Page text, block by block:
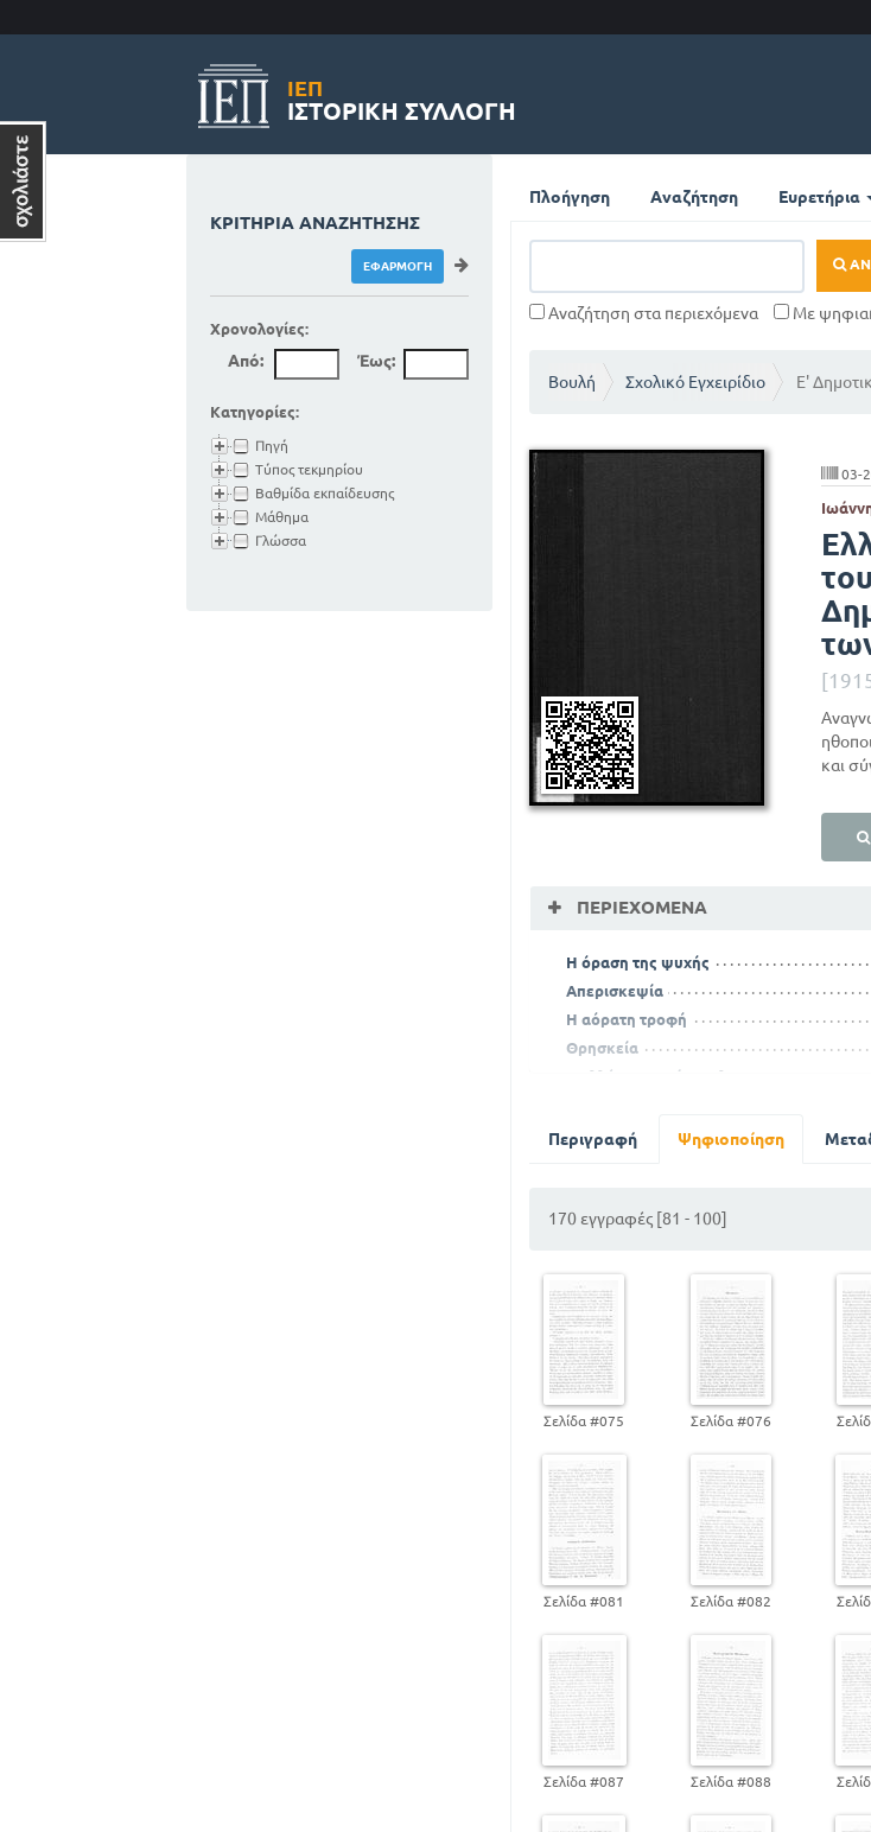
ΙΕΠ
ΙΣΤΟΡΙΚΉ ΣΥΛΛΟΓΉ
Πλοήγηση Αναζήτηση Ευρετήρια
Αναζήτηση στα περιεχόμενα Με
Βουλή Σχολικό Εγχειρίδιο Ε'
03-
και
ΠΕΡΙΕΧΌΜΕΝΑ
Η όραση της ψυχής
Απερισκεψία
Η αόρατη τροφή
Θρησκεία
Αχιλλέας και Πάτροκλος
Αλέξανδρος και Αριστόβουλος
Περιγραφή Ψηφιοποίηση
170 εγγραφές [81 - 100]
Σελίδα #075 Σελίδα #076
Σελίδα #081 Σελίδα #082
Σελίδα #087 Σελίδα #088
ΚΡΙΤΉΡΙΑ ΑΝΑΖΉΤΗΣΗΣ
Χρονολογίες:
Από: Έως:
Κατηγορίες:
Πηγή
Τύπος τεκμηρίου
Βαθμίδα εκπαίδευσης
Μάθημα
Γλώσσα